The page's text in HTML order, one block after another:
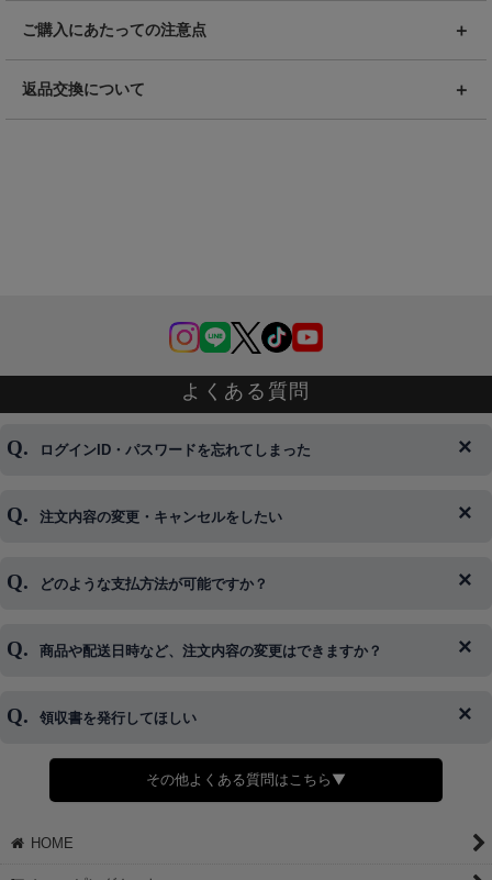
ご購入にあたっての注意点
返品交換について
よくある質問
ログインID・パスワードを忘れてしまった
◆下記ページより、ログインIDの変更が可能です。
注文内容の変更・キャンセルをしたい
◆即日発送を行なっている関係上、午後以降のご連絡やキャンセル
※発送後、発送準備が完了しお手続きが間に合わない場合は変更、
どのような支払方法が可能ですか？
◆代金引換・クレジットカード・携帯キャリア決済・おねだり決
商品や配送日時など、注文内容の変更はできますか？
◆商品発送前の変更は承っております。
さい。
領収書を発行してほしい
◆領収書はご希望頂いた場合のみ発行しております。
【これからご注文する場合】
その他よくある質問はこちら▼
HOME